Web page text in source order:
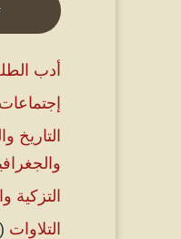
أدب
إجتماعات
التاريخ
التزكية
التلاوات (36)